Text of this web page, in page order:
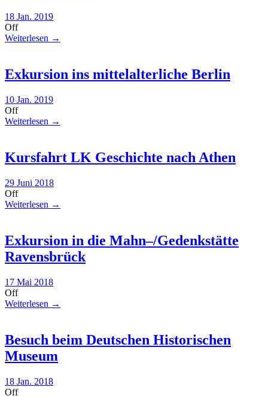
18 Jan. 2019
Off
Weiterlesen →
Exkursion ins mittelalterliche Berlin
10 Jan. 2019
Off
Weiterlesen →
Kursfahrt LK Geschichte nach Athen
29 Juni 2018
Off
Weiterlesen →
Exkursion in die Mahn–/Gedenkstätte
Ravensbrück
17 Mai 2018
Off
Weiterlesen →
Besuch beim Deutschen Historischen
Museum
18 Jan. 2018
Off